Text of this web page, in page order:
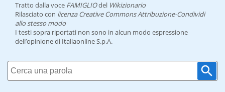
Tratto dalla voce FAMIGLIOdel Wikizionario
Rilasciato con licenza Creative Commons Attribuzione-Condividi
allo stesso modo
I testi sopra riportati non sono in alcun modo espressione
dell’opinione di Italiaonline S.p.A.